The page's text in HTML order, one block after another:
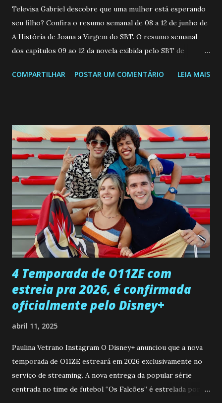
Televisa Gabriel descobre que uma mulher está esperando
seu filho? Confira o resumo semanal de 08 a 12 de junho de
A História de Joana a Virgem do SBT. O resumo semanal
dos capitulos 09 ao 12 da novela exibida pelo SBT de
a Programação Semanal do SBT de 08/06/26 a 14/06/26
confessa a Gabriel que ele demonstrou ser o tipo de
pessoa que ela tanto desejou durante toda a vida. Camila
entra no quarto de Gabriel e imagina como seria o
encontro deles, quando conseguir seduzi-lo. Manuel avisa a
Paula sobre a suposta infidelidade de Gabriel com Joana.
Rogerio consegue se livrar de todas as suspeitas pelo
desaparecimento de Francisco, apontando que ele poderia
ter sido vítima da fúria de Gabriel. Artur informa a Gabriel
que a clínica inseminou por engano outra paciente, que está
...
COMPARTILHAR POSTAR UM COMENTÁRIO LEIA MAIS
4 Temporada de O11ZE com
estreia pra 2026, é confirmada
oficialmente pelo Disney+
abril 11, 2025
Paulina Vetrano Instagram O Disney+ anunciou que a nova
temporada de O11ZE estreará em 2026 exclusivamente no
serviço de streaming. A nova entrega da popular série
centrada no time de futebol “Os Falcões” é estrelada por